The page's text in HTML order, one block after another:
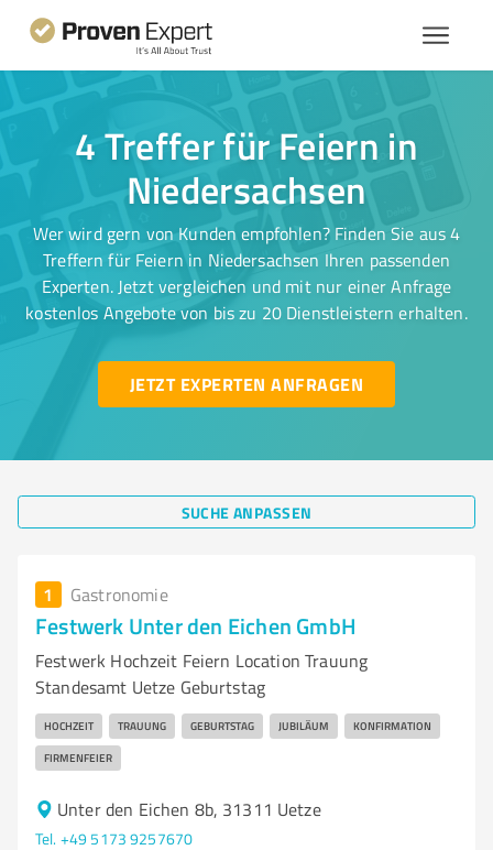
4 Treffer für Feiern in
Niedersachsen
Wer wird gern von Kunden empfohlen? Finden Sie aus 4
Treffern für Feiern in Niedersachsen Ihren passenden
Experten. Jetzt vergleichen und mit nur einer Anfrage
kostenlos Angebote von bis zu 20 Dienstleistern erhalten.
JETZT EXPERTEN ANFRAGEN
SUCHE ANPASSEN
1 Gastronomie
Festwerk Unter den Eichen GmbH
Festwerk Hochzeit Feiern Location Trauung
Standesamt Uetze Geburtstag
HOCHZEIT TRAUUNG GEBURTSTAG JUBILÄUM KONFIRMATION
FIRMENFEIER
Unter den Eichen 8b, 31311 Uetze
Tel. +49 5173 9257670